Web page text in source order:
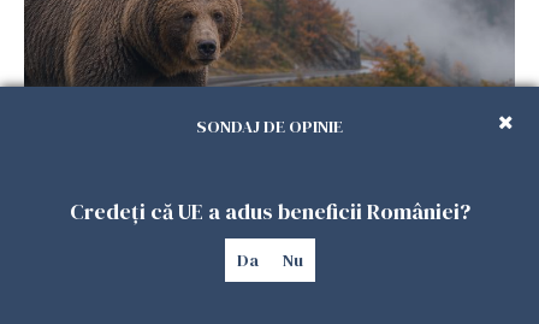
Horoscop 17 iulie 2026. Ziua în care universul
16 IULIE 2026
SONDAJ DE OPINIE
Credeți că UE a adus beneficii României?
Da Nu